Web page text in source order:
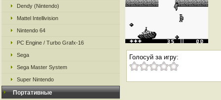
Dendy (Nintendo)
Mattel Intellivision
Nintendo 64
PC Engine / Turbo Grafx-16
Sega
Sega Master System
Super Nintendo
Портативные
Голосуй за игру: